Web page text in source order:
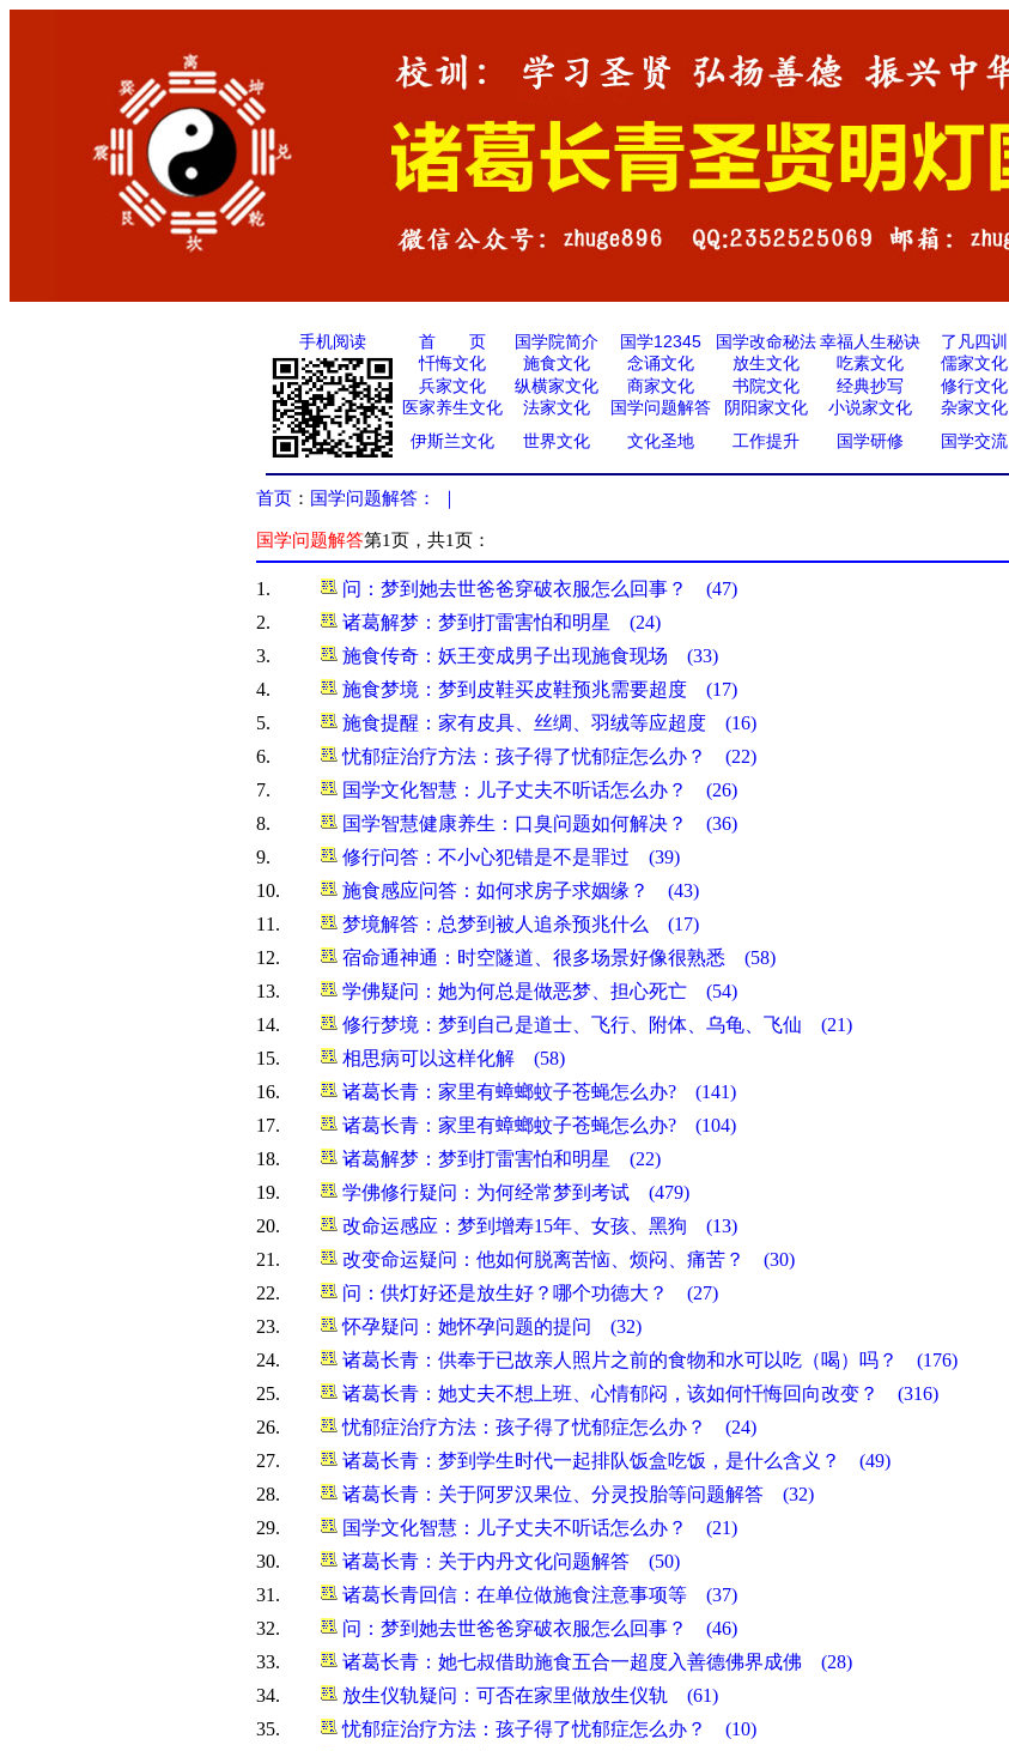
手机阅读 首 页 国学院简介 国学12345 国学改命秘法 幸福人生秘诀 了凡四训
忏悔文化
施食文化 念诵文化 放生文化 吃素文化 儒家文化
兵家文化
纵横家文化 商家文化 书院文化 经典抄写 修行文化
医家养生文化
法家文化 国学问题解答 阴阳家文化 小说家文化 杂家文化
伊斯兰文化
世界文化 文化圣地 工作提升 国学研修 国学交流
首页 ： 国学问题解答：
国学问题解答第1页，共1页：
1.
问：梦到她去世爸爸穿破衣服怎么回事？ (47)
2.
诸葛解梦：梦到打雷害怕和明星 (24)
3.
施食传奇：妖王变成男子出现施食现场 (33)
4.
施食梦境：梦到皮鞋买皮鞋预兆需要超度 (17)
5.
施食提醒：家有皮具、丝绸、羽绒等应超度 (16)
6.
​忧郁症治疗方法：孩子得了忧郁症怎么办？ (22)
7.
国学文化智慧：儿子丈夫不听话怎么办？ (26)
8.
国学智慧健康养生：口臭问题如何解决？ (36)
9.
修行问答：不小心犯错是不是罪过 (39)
10.
施食感应问答：如何求房子求姻缘？ (43)
11.
梦境解答：总梦到被人追杀预兆什么 (17)
12.
宿命通神通：时空隧道、很多场景好像很熟悉 (58)
13.
学佛疑问：她为何总是做恶梦、担心死亡 (54)
14.
修行梦境：梦到自己是道士、飞行、附体、乌龟、飞仙 (21)
15.
相思病可以这样化解 (58)
16.
诸葛长青：家里有蟑螂蚊子苍蝇怎么办? (141)
17.
诸葛长青：家里有蟑螂蚊子苍蝇怎么办? (104)
18.
诸葛解梦：梦到打雷害怕和明星 (22)
19.
学佛修行疑问：为何经常梦到考试 (479)
20.
改命运感应：梦到增寿15年、女孩、黑狗 (13)
21.
改变命运疑问：他如何脱离苦恼、烦闷、痛苦？ (30)
22.
问：供灯好还是放生好？哪个功德大？ (27)
23.
怀孕疑问：她怀孕问题的提问 (32)
24.
诸葛长青：供奉于已故亲人照片之前的食物和水可以吃（喝）吗？ (176)
25.
诸葛长青：她丈夫不想上班、心情郁闷，该如何忏悔回向改变？ (316)
26.
忧郁症治疗方法：孩子得了忧郁症怎么办？ (24)
27.
诸葛长青：梦到学生时代一起排队饭盒吃饭，是什么含义？ (49)
28.
诸葛长青：关于阿罗汉果位、分灵投胎等问题解答 (32)
29.
国学文化智慧：儿子丈夫不听话怎么办？ (21)
30.
诸葛长青：关于内丹文化问题解答 (50)
31.
诸葛长青回信：在单位做施食注意事项等 (37)
32.
问：梦到她去世爸爸穿破衣服怎么回事？ (46)
33.
诸葛长青：她七叔借助施食五合一超度入善德佛界成佛 (28)
34.
放生仪轨疑问：可否在家里做放生仪轨 (61)
35.
忧郁症治疗方法：孩子得了忧郁症怎么办？ (10)